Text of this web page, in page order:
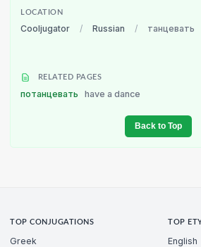
LOCATION
Cooljugator / Russian / танцевать
RELATED PAGES
потанцевать have a dance
Back to Top
TOP CONJUGATIONS
Greek
TOP
English